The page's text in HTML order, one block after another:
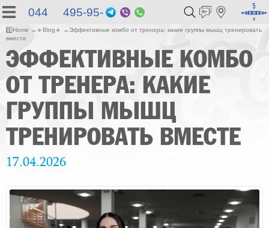
044 495-95-
Telegram
ViberWhatsApp
5️⃣Home 🔹 Blog 🔹
Эффективные комбо от тренера: какие группы мышц тренировать
вместе
ЭФФЕКТИВНЫЕ КОМБО
ОТ ТРЕНЕРА: КАКИЕ
ГРУППЫ МЫШЦ
ТРЕНИРОВАТЬ ВМЕСТЕ
17.04.2026